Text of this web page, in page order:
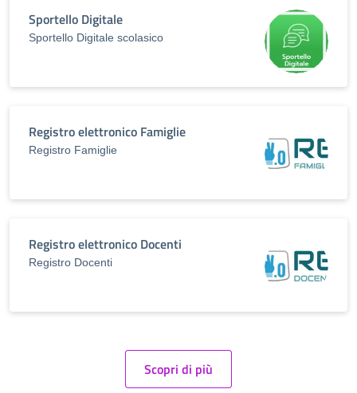
Sportello Digitale
Sportello Digitale scolasico
Registro elettronico Famiglie
Registro Famiglie
Registro elettronico Docenti
Registro Docenti
Scopri di più